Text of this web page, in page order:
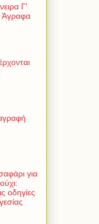
Γ'
Άγραφα
για
οδηγίες